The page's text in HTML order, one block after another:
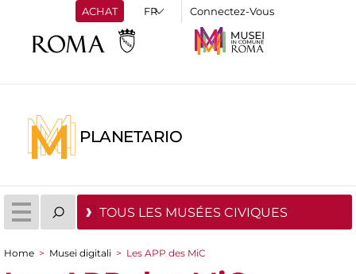
ACHAT Connectez-Vous
PLANETARIO
TOUS LES MUSÉES CIVIQUES
You are here
Home > Musei digitali > Les APP des MiC